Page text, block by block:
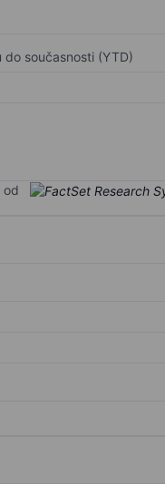
současnosti (YTD)
od